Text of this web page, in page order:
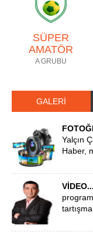
SÜPER
AMATÖR
A GRUBU
GALERİ
Yalçın
Haber,
VİDEO...